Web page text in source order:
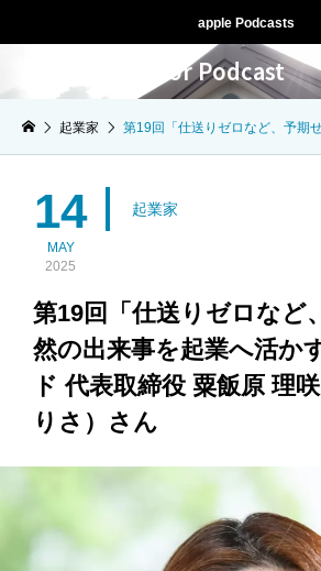
apple Podcasts
人生ドライブ for Podcast
起業家 第19回「仕送りゼロなど、予期
14
MAY
2025
起業家
第19回「仕送りゼロなど
然の出来事を起業へ活か
ド 代表取締役 粟飯原 理
りさ）さん